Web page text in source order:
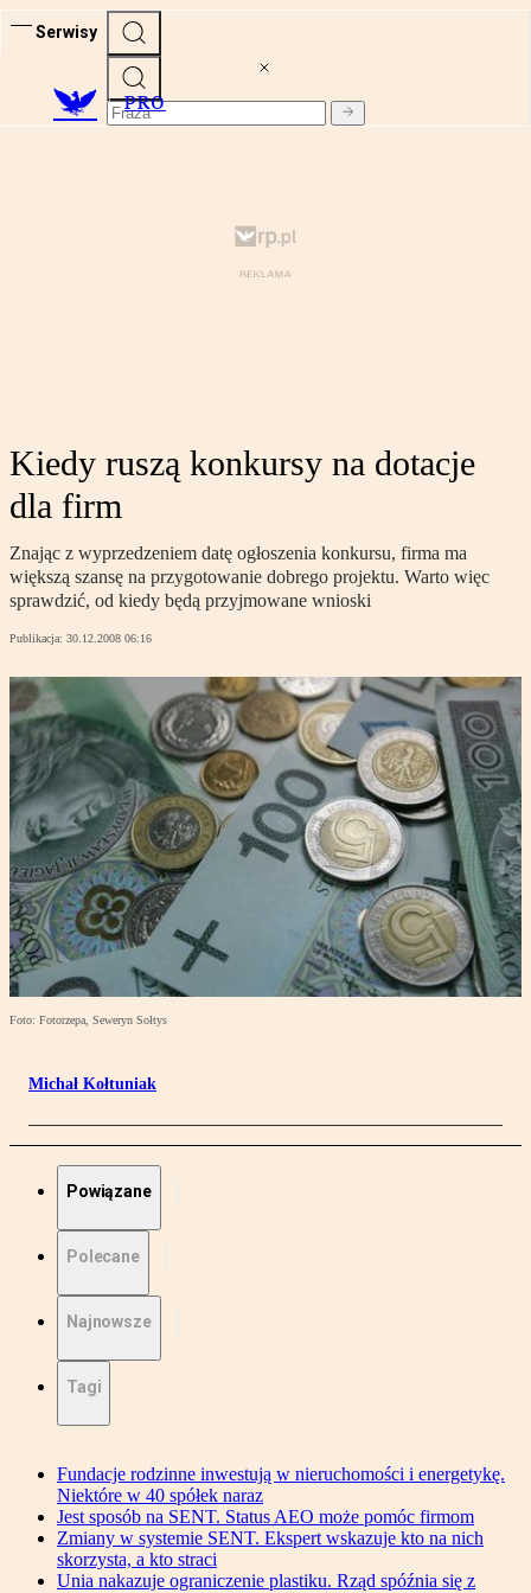
Serwisy
PRO
Kiedy ruszą konkursy na dotacje
dla firm
Znając z wyprzedzeniem datę ogłoszenia konkursu, firma ma
większą szansę na przygotowanie dobrego projektu. Warto więc
sprawdzić, od kiedy będą przyjmowane wnioski
Publikacja: 30.12.2008 06:16
Foto: Fotorzepa, Seweryn Sołtys
Michał Kołtuniak
Powiązane
Polecane
Najnowsze
Tagi
Fundacje rodzinne inwestują w nieruchomości i energetykę.
Niektóre w 40 spółek naraz
Jest sposób na SENT. Status AEO może pomóc firmom
Zmiany w systemie SENT. Ekspert wskazuje kto na nich
skorzysta, a kto straci
Unia nakazuje ograniczenie plastiku. Rząd spóźnia się z